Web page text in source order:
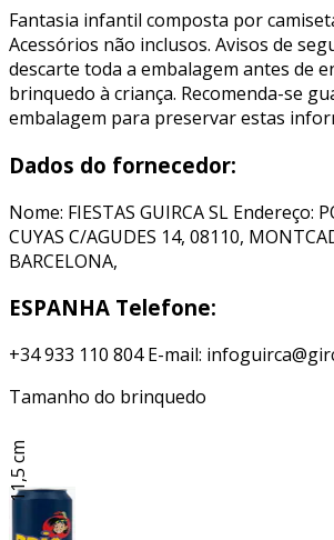
Fantasia infantil composta por
Acessórios não inclusos. Avisos de
descarte toda a embalagem antes de
brinquedo à criança. Recomenda-se
embalagem para preservar estas
Dados do fornecedor:
Nome: FIESTAS GUIRCA SL Endereço:
CUYAS C/AGUDES 14, 08110,
BARCELONA,
ESPANHA Telefone:
+34 933 110 804 E-mail:
Tamanho do brinquedo
11,5 cm